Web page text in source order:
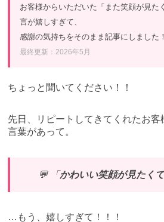
お客様からいただいた「また笑顔が見た
言が嬉しすぎて、
感謝の気持ちをそのまま記事にしました！
最終更新：2026年5月
ちょっと聞いてください！！
先日、リピートしてきてくれたお客
言葉があって。
💬 「 かわいい笑顔が見たく
…もう、嬉しすぎて！！！